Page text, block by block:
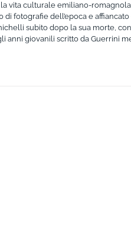
vita culturale emiliano-
fotografie dell’epoca e affiancato
subito dopo la sua morte,
anni giovanili scritto da Guerrini